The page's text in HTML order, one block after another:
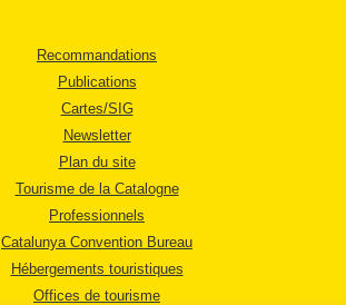
Recommandations
Publications
Cartes/SIG
Newsletter
Plan du site
Tourisme de la Catalogne
Professionnels
Catalunya Convention Bureau
Hébergements touristiques
Offices de tourisme